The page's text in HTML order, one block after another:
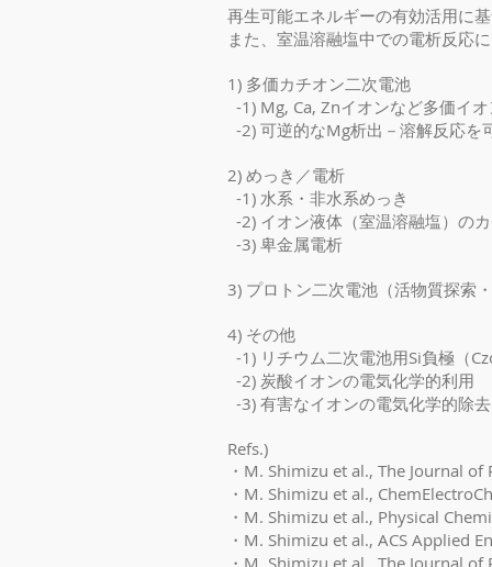
再生可能エネルギーの有効活用に
また、室温溶融塩中での電析反応
​1) 多価カチオン二次電池
-1) Mg, Ca, Znイオンなど多価イ
-2) 可逆的なMg析出－溶解反応を
2) めっき／電析
-1) 水系・非水系めっき
-2) イオン液体（室温溶融塩）の
-3) 卑金属電析
3) プロトン二次電池（活物質探索
4) その他
-1) リチウム二次電池用Si負極（
-2) 炭酸イオンの電気化学的利用
-3) 有害なイオンの電気化学的除
Refs.)
・M. Shimizu et al., The Journal of
・M. Shimizu et al.,
・M. Shimizu et al., Physical
・M. Shimizu et al., ACS Applied
・M. Shimizu et al., The Journal